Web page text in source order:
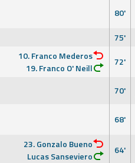
80'
75'
10. Franco Mederos
19. Franco O' Neill
72'
70'
68'
23. Gonzalo Bueno
Lucas Sanseviero
64'